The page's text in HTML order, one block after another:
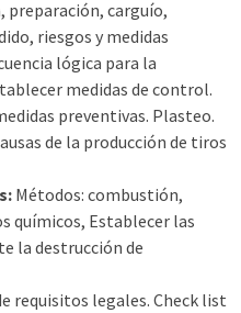
preparación, carguío,
riesgos y medidas
lógica para la
medidas de control.
preventivas. Plasteo.
de la producción de tiros
Métodos: combustión,
químicos, Establecer las
la destrucción de
requisitos legales. Check list